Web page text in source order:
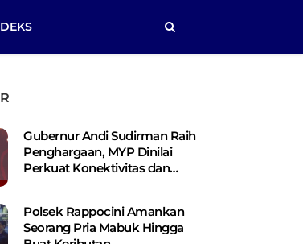
Gubernur Andi Sudirman Raih
Penghargaan, MYP Dinilai
Perkuat Konektivitas dan
Polsek Rappocini Amankan
Seorang Pria Mabuk Hingga